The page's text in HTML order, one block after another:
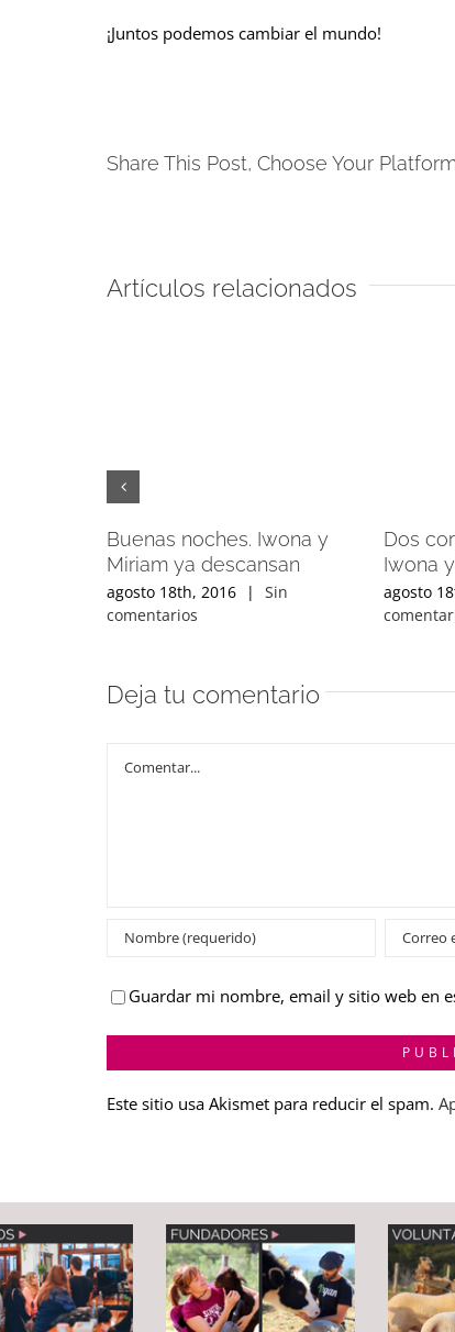
¡Juntos podemos cambiar el mundo!
Share This Post, Choose Your
Artículos relacionados
Buenas noches. Iwona y
Miriam ya descansan
agosto 18th, 2016 |
Sin
comentarios
Dos
Iwona
agosto
Deja tu comentario
Comentar
Guardar mi nombre, email y sitio web en
Este sitio usa Akismet para reducir el spam.